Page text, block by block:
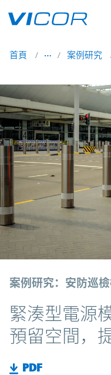
首頁 案例研究
案例研究：安防巡
緊湊型電源
預留空間，
PDF